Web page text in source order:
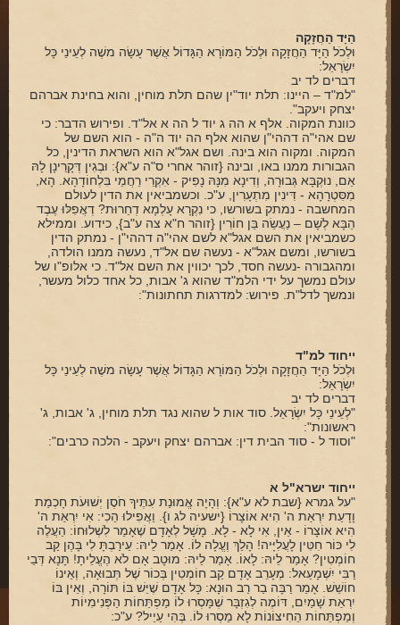
הַיָּד הַחֲזָקָה
וּלְכֹל הַיָּד הַחֲזָקָה וּלְכֹל הַמּוֹרָא הַגָּדוֹל אֲשֶׁר עָשָׂה משֶׁה לְעֵינֵי כָּל
יִשְׂרָאֵל:
דברים לד יב
"למ"ד – היינו: תלת יוד"ין שהם תלת מוחין, והוא בחינת אברהם
יצחק ויעקב".
כוונת המקוה. אלף א הה ג יוד ל הה א אל"ד. ופירוש הדבר: כי
שם אהי"ה דההי"ן שהוא אלף הה יוד ה"ה - הוא השם של
המקוה. ומקוה הוא בינה. ושם אגל"א הוא השראת הדינין, כל
הגבורות ממנו באו, ובינה {זוהר אחרי ס"ה ע"א}: וּבְגִין דְּקָרֵינָן לָהּ
אֵם, נוּקְבָּא גְּבוּרָה, וְדִינָא מִנָּהּ נָפִיק - אִקְרֵי רַחֲמֵי בִּלְחוֹדָהָא. הָא,
מִסִּטְרָהָא - דִּינִין מִתְעָרִין, ע"כ. וכשמביאין את הדין לעולם
המחשבה - נמתק בשורשו, כי נִקְרָא עָלְמָא דְחֵרוּת? דְאֲפִלּוּ עֶבֶד
הַבָּא לְשָׁם – נַעֲשַׂה בֵּן חוֹרִין {זוהר ח"א צה ע"ב}, כידוע. וממילא
כשמביאין את השם אגל"א לשם אהי"ה דההי"ן - נמתק הדין
בשורשו, ומשם אגל"א - נעשה שם אל"ד, נעשה ממנו הולדה,
ומהגבורה -נעשה חסד, לכך יכווין את השם אל"ד. כי אלופ"ו של
עולם נמשך על ידי הלמ"ד שהוא ג' אבות, כל אחד כלול מעשר,
ונמשך לדל"ת. פירוש: למדרגות תחתונות":
ייחוד למ"ד
וּלְכֹל הַיָּד הַחֲזָקָה וּלְכֹל הַמּוֹרָא הַגָּדוֹל אֲשֶׁר עָשָׂה משֶׁה לְעֵינֵי כָּל
יִשְׂרָאֵל:
דברים לד יב
"לְעֵינֵי כָּל יִשְׂרָאֵל. סוד אות ל שהוא נגד תלת מוחין, ג' אבות, ג'
ראשונות":
"וסוד ל - סוד הבית דין: אברהם יצחק ויעקב - הלכה כרבים":
ייחוד ישרא"ל א
"על גמרא {שבת לא ע"א}: וְהָיָה אֱמוּנַת עִתֶּיךָ חֹסֶן יְשׁוּעֹת חָכְמַת
וָדָעַת יִרְאַת ה' הִיא אוֹצָרוֹ {ישעיה לג ו}. וַאֲפִילוּ הַכִי: אִי יִרְאַת ה'
הִיא אוֹצָרוֹ - אֵין, אִי לָא - לָא. מָשָׁל לְאָדָם שֶׁאָמַר לִשְׁלוּחוֹ: הַעֲלֶה
לִי כּוֹר חִטִּין לָעֲלִיָּיה! הָלַךְ וֶעֱלָה לוֹ. אָמַר לֵיהּ: עֵירַבְתָּ לִי בָּהֶן קַב
חוֹמְטִין? אָמַר לֵיהּ: לָאוֹ. אָמַר לֵיהּ: מוּטָב אָם לֹא הֶעֱלֵיתָ! תָּנָא דְּבֵי
רַבִּי יִשְׁמָעֵאל: מְעָרֵב אָדָם קַב חוֹמְטִין בְּכוֹר שֶׁל תְּבוּאָה, וְאֵינוֹ
חוֹשֵׁשׁ. אָמַר רַבָּה בַר רַב הוּנָא: כָּל אָדָם שֶׁיֵּשׁ בּוֹ תּוֹרָה, וְאֵין בּוֹ
יִרְאַת שָׁמַיִם, דּוֹמֶה לְגִזְבָּר שֶׁמָּסְרוּ לוֹ מַפְתֵּחוֹת הַפְּנִימִיוֹת
וְמַפְתֵּחוֹת הַחִיצוֹנוֹת לָא מַסְרוּ לוֹ. בְּהִי עַיֵיל? ע"כ: